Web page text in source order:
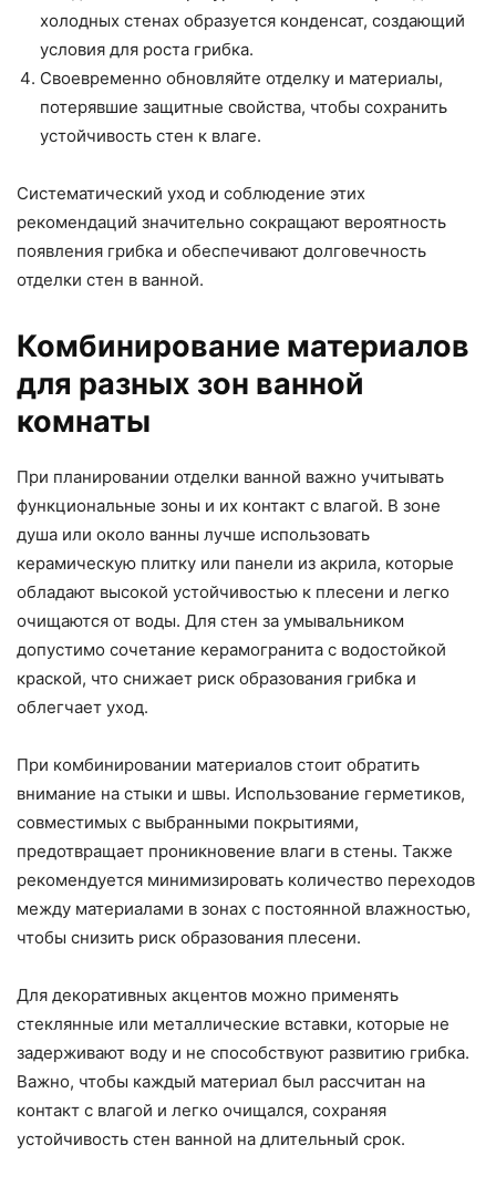
холодных стенах образуется конденсат, создающий
условия для роста грибка.
Своевременно обновляйте отделку и материалы,
потерявшие защитные свойства, чтобы сохранить
устойчивость стен к влаге.
Систематический уход и соблюдение этих
рекомендаций значительно сокращают вероятность
появления грибка и обеспечивают долговечность
отделки стен в ванной.
Комбинирование материалов
для разных зон ванной
комнаты
При планировании отделки ванной важно учитывать
функциональные зоны и их контакт с влагой. В зоне
душа или около ванны лучше использовать
керамическую плитку или панели из акрила, которые
обладают высокой устойчивостью к плесени и легко
очищаются от воды. Для стен за умывальником
допустимо сочетание керамогранита с водостойкой
краской, что снижает риск образования грибка и
облегчает уход.
При комбинировании материалов стоит обратить
внимание на стыки и швы. Использование герметиков,
совместимых с выбранными покрытиями,
предотвращает проникновение влаги в стены. Также
рекомендуется минимизировать количество переходов
между материалами в зонах с постоянной влажностью,
чтобы снизить риск образования плесени.
Для декоративных акцентов можно применять
стеклянные или металлические вставки, которые не
задерживают воду и не способствуют развитию грибка.
Важно, чтобы каждый материал был рассчитан на
контакт с влагой и легко очищался, сохраняя
устойчивость стен ванной на длительный срок.